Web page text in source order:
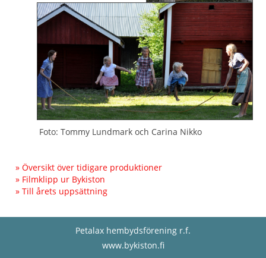
Foto: Tommy Lundmark och Carina Nikko
» Översikt över tidigare produktioner
» Filmklipp ur Bykiston
» Till årets uppsättning
Petalax hembydsförening r.f.
www.bykiston.fi